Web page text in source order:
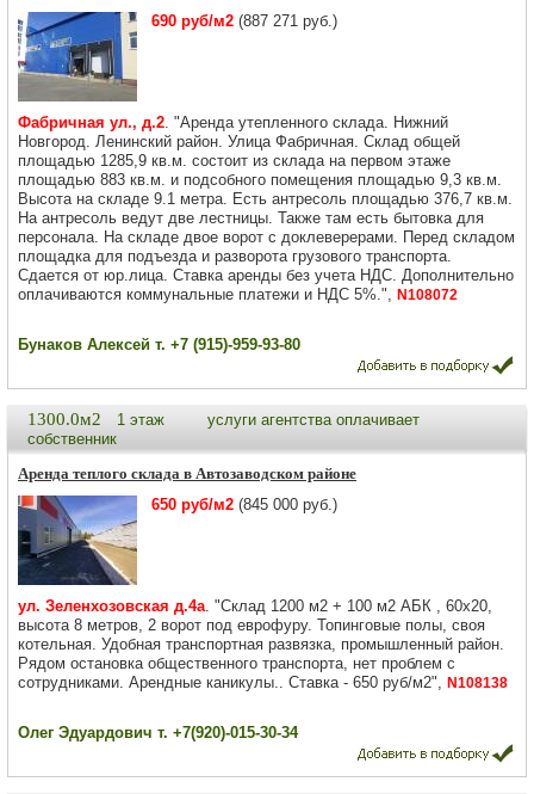
690 руб/м2 (887 271 руб.)
Фабричная ул., д.2. "Аренда утепленного склада. Нижний
Новгород. Ленинский район. Улица Фабричная. Склад общей
площадью 1285,9 кв.м. состоит из склада на первом этаже
площадью 883 кв.м. и подсобного помещения площадью 9,3 кв.м.
Высота на складе 9.1 метра. Есть антресоль площадью 376,7 кв.м.
На антресоль ведут две лестницы. Также там есть бытовка для
персонала. На складе двое ворот с доклеверерами. Перед складом
площадка для подъезда и разворота грузового транспорта.
Сдается от юр.лица. Ставка аренды без учета НДС. Дополнительно
оплачиваются коммунальные платежи и НДС 5%.", N108072
Бунаков Алексей т. +7 (915)-959-93-80
1300.0м2 1 этаж
услуги агентства оплачивает
собственник
Аренда теплого склада в Автозаводском районе
650 руб/м2 (845 000 руб.)
ул. Зеленхозовская д.4а. "Склад 1200 м2 + 100 м2 АБК , 60х20,
высота 8 метров, 2 ворот под еврофуру. Топинговые полы, своя
котельная. Удобная транспортная развязка, промышленный район.
Рядом остановка общественного транспорта, нет проблем с
сотрудниками. Арендные каникулы.. Ставка - 650 руб/м2", N108138
Олег Эдуардович т. +7(920)-015-30-34